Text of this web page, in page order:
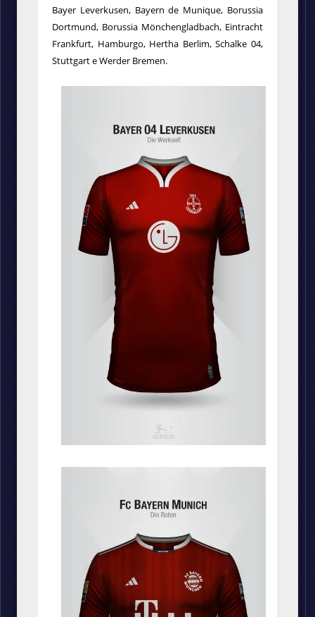
Bayer Leverkusen, Bayern de Munique, Borussia
Dortmund, Borussia Mönchengladbach, Eintracht
Frankfurt, Hamburgo, Hertha Berlim, Schalke 04,
Stuttgart e Werder Bremen.